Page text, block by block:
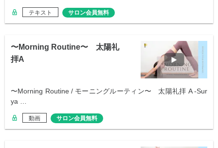
テキスト サロン会員無料
〜Morning Routine〜 太陽礼
拝A
〜Morning Routine / モーニングルーティン〜 太陽礼拝 A -Sur
ya …
動画 サロン会員無料